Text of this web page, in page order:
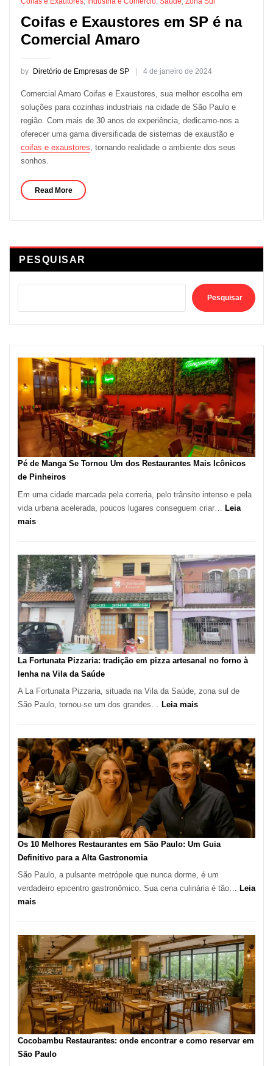
Coifas e Exaustores em SP é na
Comercial Amaro
by Diretório de Empresas de SP 4 de janeiro de 2024
Comercial Amaro Coifas e Exaustores, sua melhor escolha em
soluções para cozinhas industriais na cidade de São Paulo e
região. Com mais de 30 anos de experiência, dedicamo-nos a
oferecer uma gama diversificada de sistemas de exaustão e
coifas e exaustores , tornando realidade o ambiente dos seus
sonhos.
Read More
PESQUISAR
Pesquisar
Pé de Manga Se Tornou Um dos Restaurantes Mais Icônicos
de Pinheiros
Em uma cidade marcada pela correria, pelo trânsito intenso e pela
vida urbana acelerada, poucos lugares conseguem criar… Leia
mais:
Manga
Se
Tornou
Um
dos
Restaurantes
Mais
Icônicos
La Fortunata Pizzaria: tradição em pizza artesanal no forno à
lenha na Vila da Saúde
A La Fortunata Pizzaria, situada na Vila da Saúde, zona sul de
São Paulo, tornou-se um dos grandes… Leia mais:
Pizzaria:
tradição
em
pizza
artesanal
forno
à
Vila
da
Os 10 Melhores Restaurantes em São Paulo: Um Guia
Definitivo para a Alta Gastronomia
São Paulo, a pulsante metrópole que nunca dorme, é um
verdadeiro epicentro gastronômico. Sua cena culinária é tão… Leia
mais:
Melhores
Restaurantes
em
São
Paulo:
Um
Guia
Definitivo
para
Cocobambu Restaurantes: onde encontrar e como reservar em
São Paulo